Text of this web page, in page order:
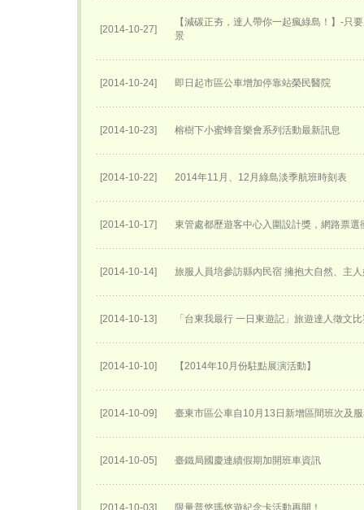
[2014-10-27]
【減碳正夯，達人帶你一起瘋綠島！】-只
景
[2014-10-24] 即日起市區公車增加停靠站榮民醫院
[2014-10-23] 榕樹下小蜜蜂音樂會系列活動最新訊息
[2014-10-22] 2014年11月、12月綠島淡季航班時刻表
[2014-10-17] 東管處都歷遊客中心入圍設計獎，網路票選
[2014-10-14] 旅服人員培參訪縣內民宿 擁抱大自然、主
[2014-10-13] 「台東我最行 一日東遊記」旅遊達人徵文
[2014-10-10] 【2014年10月份駐點展演活動】
[2014-10-09] 臺東市區公車自10月13日新增區間班次及
[2014-10-05] 臺鐵局國慶連續假期加開班車資訊
[2014-10-03] 限量普悠瑪悠遊紀念卡活動再開！